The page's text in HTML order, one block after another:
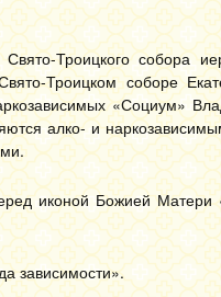
Троицкого собора
Троицком соборе
«Социум»
алко- и
иконой Божией
зависимости».